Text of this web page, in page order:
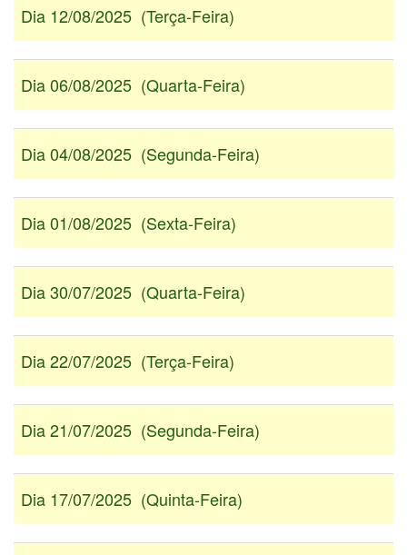
Dia 12/08/2025 (Terça-Feira)
Dia 06/08/2025 (Quarta-Feira)
Dia 04/08/2025 (Segunda-Feira)
Dia 01/08/2025 (Sexta-Feira)
Dia 30/07/2025 (Quarta-Feira)
Dia 22/07/2025 (Terça-Feira)
Dia 21/07/2025 (Segunda-Feira)
Dia 17/07/2025 (Quinta-Feira)